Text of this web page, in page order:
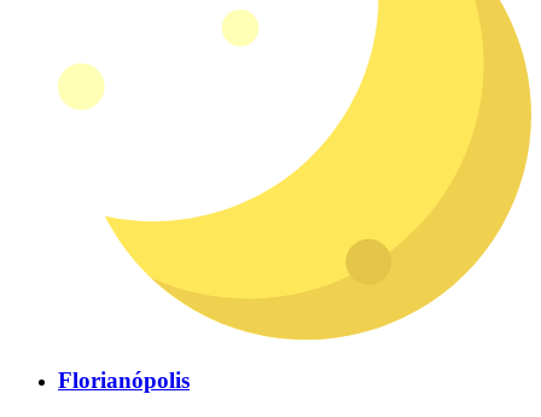
Florianópolis